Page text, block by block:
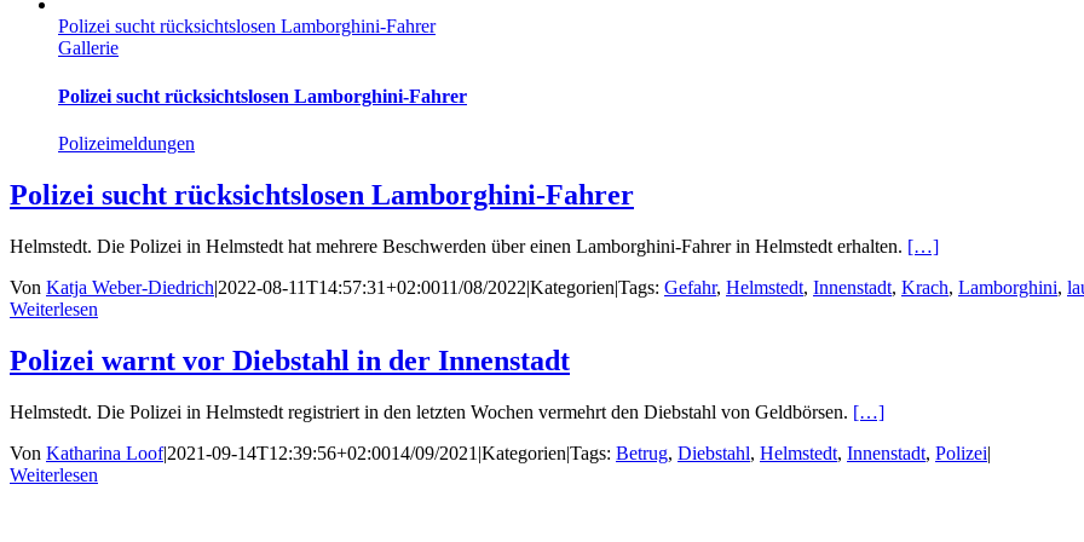
Polizei sucht rücksichtslosen Lamborghini-Fahrer
Gallerie
Polizei sucht rücksichtslosen Lamborghini-Fahrer
Polizeimeldungen
Polizei sucht rücksichtslosen Lamborghini-Fahrer
Helmstedt. Die Polizei in Helmstedt hat mehrere Beschwerden über einen Lamborghini-Fahrer in Helmstedt erhalten. […]
Von Katja Weber-Diedrich|2022-08-11T14:57:31+02:0011/08/2022|Kategorien|Tags: Gefahr, Helmstedt, Innenstadt, Krach, Lamborghini,
Weiterlesen
Polizei warnt vor Diebstahl in der Innenstadt
Helmstedt. Die Polizei in Helmstedt registriert in den letzten Wochen vermehrt den Diebstahl von Geldbörsen. […]
Von Katharina Loof|2021-09-14T12:39:56+02:0014/09/2021 |Kategorien|Tags: Betrug, Diebstahl, Helmstedt, Innenstadt, Polizei|
Weiterlesen